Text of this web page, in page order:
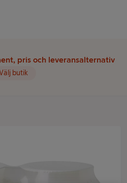
pris och leveransalternativ
butik